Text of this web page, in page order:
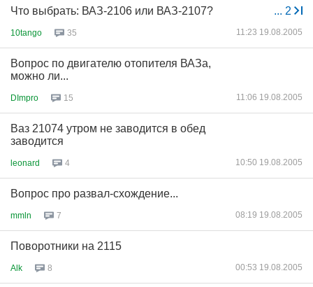
... 2
Что выбрать: ВАЗ-2106 или ВАЗ-2107?
10tango 35 11:23 19.08.2005
Вопрос по двигателю отопителя ВАЗа,
можно ли...
DImpro 15 11:06 19.08.2005
Ваз 21074 утром не заводится в обед
заводится
leonard 4 10:50 19.08.2005
Вопрос про развал-схождение...
mmln 7 08:19 19.08.2005
Поворотники на 2115
Alk 8 00:53 19.08.2005